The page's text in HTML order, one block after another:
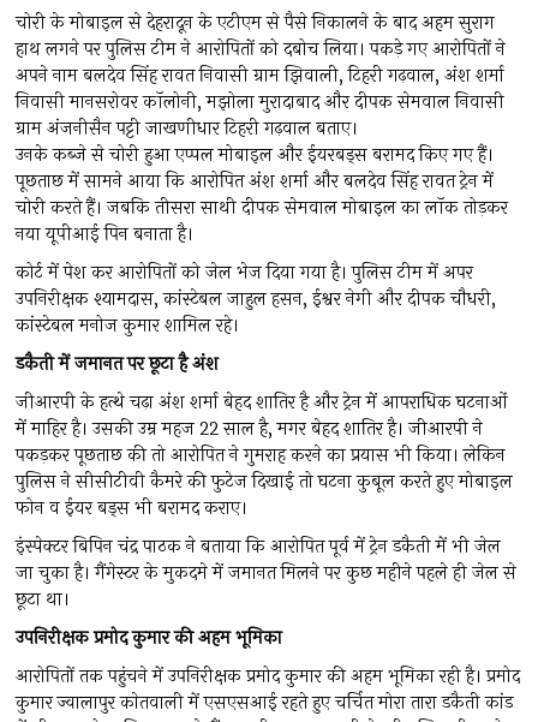
चोरी के मोबाइल से देहरादून के एटीएम से पैसे निकालने के बाद अहम सुराग
हाथ लगने पर पुलिस टीम ने आरोपितों को दबोच लिया। पकड़े गए आरोपितों ने
अपने नाम बलदेव सिंह रावत निवासी ग्राम झिवाली, टिहरी गढ़वाल, अंश शर्मा
निवासी मानसरोवर कॉलोनी, मझोला मुरादाबाद और दीपक सेमवाल निवासी
ग्राम अंजनीसैन पट्टी जाखणीधार टिहरी गढ़वाल बताए।
उनके कब्जे से चोरी हुआ एप्पल मोबाइल और ईयरबड्स बरामद किए गए हैं।
पूछताछ में सामने आया कि आरोपित अंश शर्मा और बलदेव सिंह रावत ट्रेन में
चोरी करते हैं। जबकि तीसरा साथी दीपक सेमवाल मोबाइल का लॉक तोड़कर
नया यूपीआई पिन बनाता है।
कोर्ट में पेश कर आरोपितों को जेल भेज दिया गया है। पुलिस टीम में अपर
उपनिरीक्षक श्यामदास, कांस्टेबल जाहुल हसन, ईश्वर नेगी और दीपक चौधरी,
कांस्टेबल मनोज कुमार शामिल रहे।
डकैती में जमानत पर छूटा है अंश
जीआरपी के हत्थे चढ़ा अंश शर्मा बेहद शातिर है और ट्रेन में आपराधिक घटनाओं
में माहिर है। उसकी उम्र महज 22 साल है, मगर बेहद शातिर है। जीआरपी ने
पकड़कर पूछताछ की तो आरोपित ने गुमराह करने का प्रयास भी किया। लेकिन
पुलिस ने सीसीटीवी कैमरे की फुटेज दिखाई तो घटना कुबूल करते हुए मोबाइल
फोन व ईयर बड्स भी बरामद कराए।
इंस्पेक्टर बिपिन चंद्र पाठक ने बताया कि आरोपित पूर्व में ट्रेन डकैती में भी जेल
जा चुका है। गैंगेस्टर के मुकदमे में जमानत मिलने पर कुछ महीने पहले ही जेल से
छूटा था।
उपनिरीक्षक प्रमोद कुमार की अहम भूमिका
आरोपितों तक पहुंचने में उपनिरीक्षक प्रमोद कुमार की अहम भूमिका रही है। प्रमोद
कुमार ज्वालापुर काेतवाली में एसएसआई रहते हुए चर्चित मोरा तारा डकैती कांड